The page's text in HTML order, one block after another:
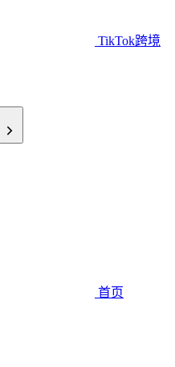
TikTok跨境
首页